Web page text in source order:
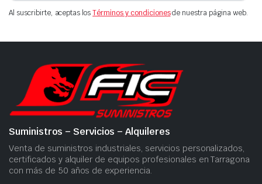
Al suscribirte, aceptas losTérminos y condicionesde nuestra página web.
Suministros – Servicios – Alquileres
Venta de suministros industriales, servicios personalizados,
certificados y alquiler de equipos profesionales en Tarragona
con más de 50 años de experiencia.